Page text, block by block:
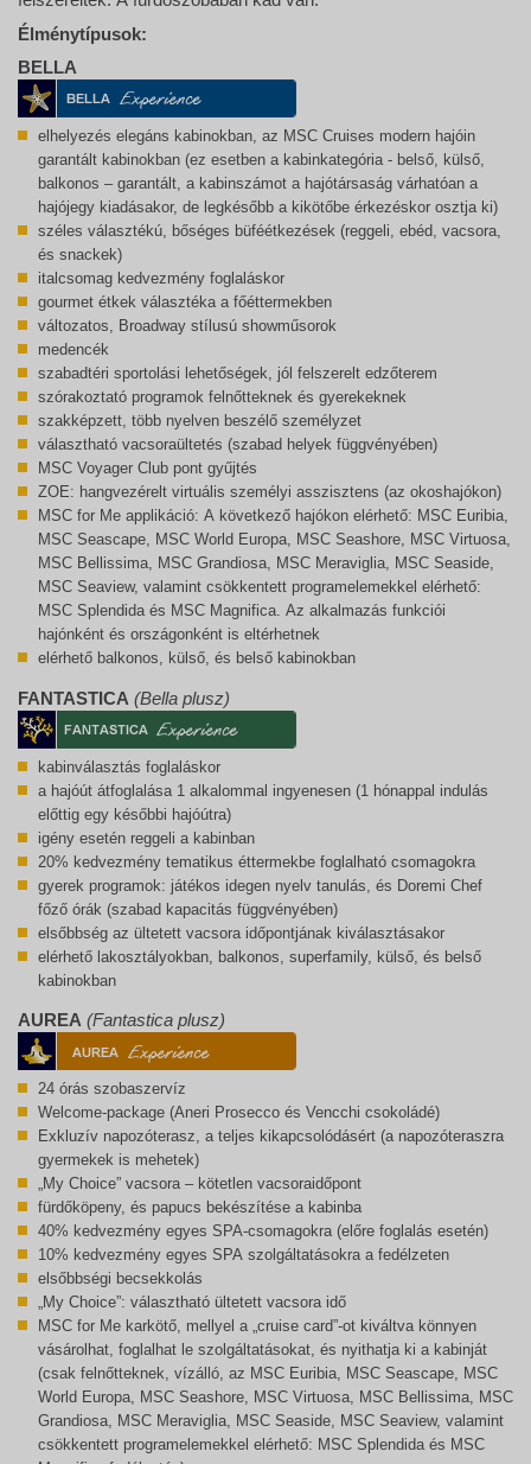
Élménytípusok:
BELLA
elhelyezés elegáns kabinokban, az MSC Cruises modern hajóin
garantált kabinokban (ez esetben a kabinkategória - belső, külső,
balkonos – garantált, a kabinszámot a hajótársaság várhatóan a
hajójegy kiadásakor, de legkésőbb a kikötőbe érkezéskor osztja ki)
széles választékú, bőséges büféétkezések (reggeli, ebéd, vacsora,
és snackek)
italcsomag kedvezmény foglaláskor
gourmet étkek választéka a főéttermekben
változatos, Broadway stílusú showműsorok
medencék
szabadtéri sportolási lehetőségek, jól felszerelt edzőterem
szórakoztató programok felnőtteknek és gyerekeknek
szakképzett, több nyelven beszélő személyzet
választható vacsoraültetés (szabad helyek függvényében)
MSC Voyager Club pont gyűjtés
ZOE: hangvezérelt virtuális személyi asszisztens (az okoshajókon)
MSC for Me applikáció: A következő hajókon elérhető: MSC Euribia,
MSC Seascape, MSC World Europa, MSC Seashore, MSC Virtuosa,
MSC Bellissima, MSC Grandiosa, MSC Meraviglia, MSC Seaside,
MSC Seaview, valamint csökkentett programelemekkel elérhető:
MSC Splendida és MSC Magnifica. Az alkalmazás funkciói
hajónként és országonként is eltérhetnek
elérhető balkonos, külső, és belső kabinokban
FANTASTICA (Bella plusz)
kabinválasztás foglaláskor
a hajóút átfoglalása 1 alkalommal ingyenesen (1 hónappal indulás
előttig egy későbbi hajóútra)
igény esetén reggeli a kabinban
20% kedvezmény tematikus éttermekbe foglalható csomagokra
gyerek programok: játékos idegen nyelv tanulás, és Doremi Chef
főző órák (szabad kapacitás függvényében)
elsőbbség az ültetett vacsora időpontjának kiválasztásakor
elérhető lakosztályokban, balkonos, superfamily, külső, és belső
kabinokban
AUREA (Fantastica plusz)
24 órás szobaszervíz
Welcome-package (Aneri Prosecco és Vencchi csokoládé)
Exkluzív napozóterasz, a teljes kikapcsolódásért (a napozóteraszra
gyermekek is mehetek)
„My Choice” vacsora – kötetlen vacsoraidőpont
fürdőköpeny, és papucs bekészítése a kabinba
40% kedvezmény egyes SPA-csomagokra (előre foglalás esetén)
10% kedvezmény egyes SPA szolgáltatásokra a fedélzeten
elsőbbségi becsekkolás
„My Choice”: választható ültetett vacsora idő
MSC for Me karkötő, mellyel a „cruise card”-ot kiváltva könnyen
vásárolhat, foglalhat le szolgáltatásokat, és nyithatja ki a kabinját
(csak felnőtteknek, vízálló, az MSC Euribia, MSC Seascape, MSC
World Europa, MSC Seashore, MSC Virtuosa, MSC Bellissima, MSC
Grandiosa, MSC Meraviglia, MSC Seaside, MSC Seaview, valamint
csökkentett programelemekkel elérhető: MSC Splendida és MSC